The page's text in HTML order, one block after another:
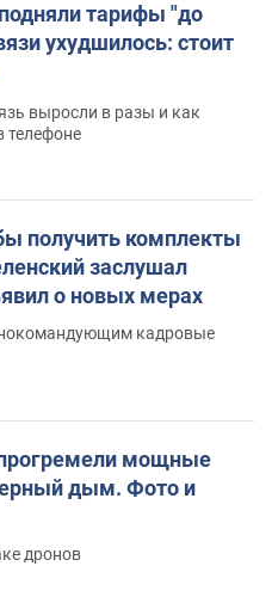
тарифы "до
ухудшилось: стоит
выросли в разы и как
телефоне
получить комплекты
заслушал
о новых мерах
кадровые
мощные
дым. Фото и
дронов